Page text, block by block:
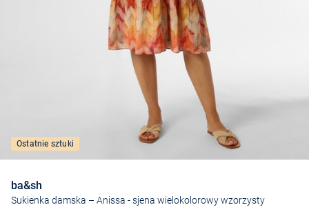
Ostatnie sztuki
ba&sh
Sukienka damska – Anissa - sjena wielokolorowy wzorzysty